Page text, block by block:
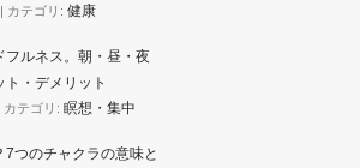
| カテゴリ: 健康
フルネス。朝・昼・夜
・デメリット
カテゴリ: 瞑想・集中
7つのチャクラの意味と